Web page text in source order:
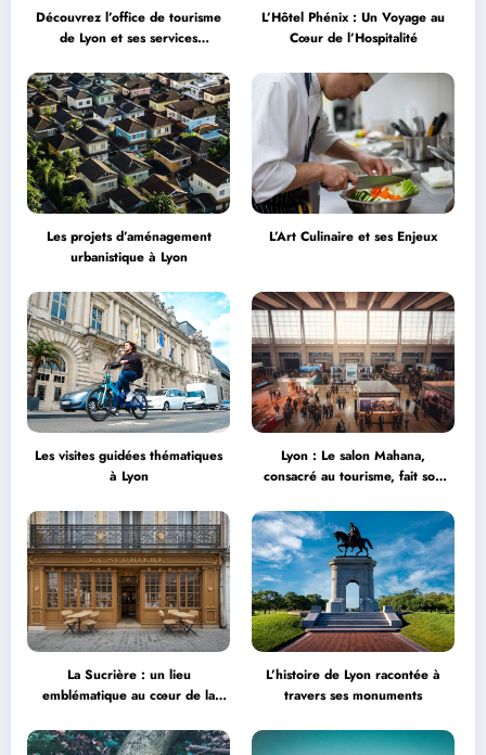
Découvrez l’office de tourisme
de Lyon et ses services
L’Hôtel Phénix : Un Voyage au
Cœur de l’Hospitalité
Les projets d’aménagement
urbanistique à Lyon
L’Art Culinaire et ses Enjeux
Les visites guidées thématiques
à Lyon
Lyon : Le salon Mahana,
consacré au tourisme, fait son
Garnier
La Sucrière : un lieu
emblématique au cœur de la
L’histoire de Lyon racontée à
travers ses monuments